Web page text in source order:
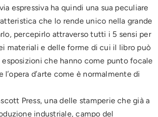
espressiva ha quindi una sua peculiare
che lo rende unico nella grande
percepirlo attraverso tutti i 5 sensi per
materiali e delle forme di cui il libro può
che hanno come punto focale
d’arte come è normalmente di
Press, una delle stamperie che già a
industriale, campo del